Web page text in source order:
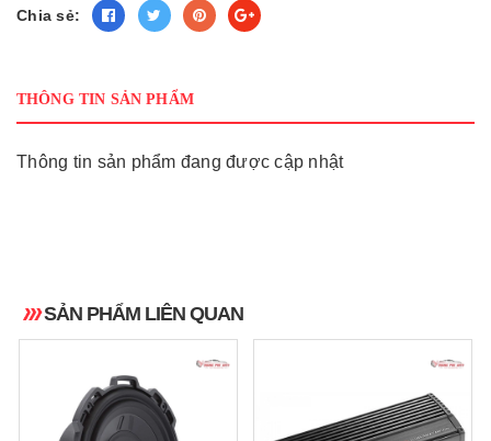
Chia sẻ:
THÔNG TIN SẢN PHẨM
Thông tin sản phẩm đang được cập nhật
SẢN PHẨM LIÊN QUAN